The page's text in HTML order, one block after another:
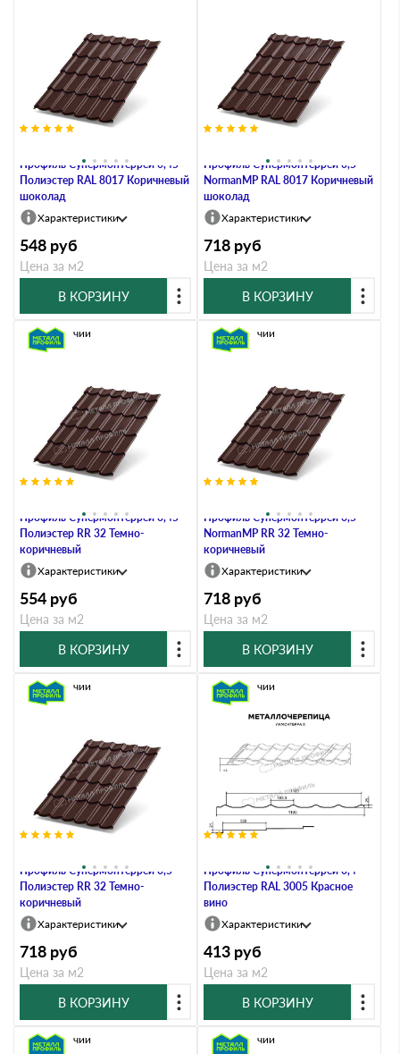
Профиль Супермонтеррей 0,45
Полиэстер RAL 8017 Коричневый
шоколад
Характеристики
548 руб
Цена за м2
В КОРЗИНУ
Профиль Супермонтеррей 0,5
NormanMP RAL 8017 Коричневый
шоколад
Характеристики
718 руб
Цена за м2
В КОРЗИНУ
Профиль Супермонтеррей 0,45
Полиэстер RR 32 Темно-
коричневый
В наличии
Характеристики
554 руб
Цена за м2
В КОРЗИНУ
Профиль Супермонтеррей 0,5
NormanMP RR 32 Темно-
коричневый
В наличии
Характеристики
718 руб
Цена за м2
В КОРЗИНУ
Профиль Супермонтеррей 0,5
Полиэстер RR 32 Темно-
коричневый
В наличии
Характеристики
718 руб
Цена за м2
В КОРЗИНУ
Профиль Супермонтеррей 0,4
Полиэстер RAL 3005 Красное
вино
В наличии
Характеристики
413 руб
Цена за м2
В КОРЗИНУ
В наличии В наличии